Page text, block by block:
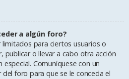
a algún foro?
para ciertos usuarios o
publicar o llevar a cabo otra acción
Comuníquese con un
foro para que se le conceda el